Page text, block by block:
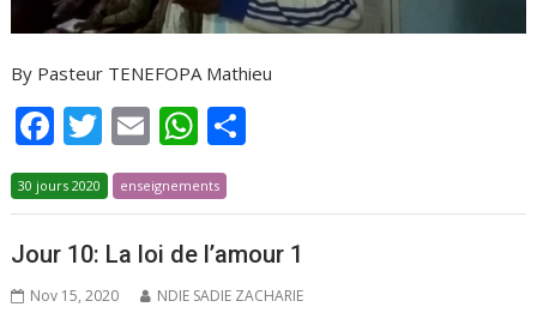
By Pasteur TENEFOPA Mathieu
F
ac
e
b
o
T
w
itt
er
E
m
ai
l
W
h
at
s
A
ta
g
er
30 jours 2020 enseignements
Jour 10: La loi de l’amour 1
Nov 15, 2020 NDIE SADIE ZACHARIE